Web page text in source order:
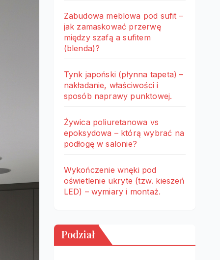
Zabudowa meblowa pod sufit –
jak zamaskować przerwę
między szafą a sufitem
(blenda)?
Tynk japoński (płynna tapeta) –
nakładanie, właściwości i
sposób naprawy punktowej.
Żywica poliuretanowa vs
epoksydowa – którą wybrać na
podłogę w salonie?
Wykończenie wnęki pod
oświetlenie ukryte (tzw. kieszeń
LED) – wymiary i montaż.
Podział